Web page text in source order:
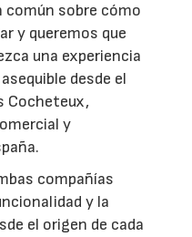
sobre cómo
y queremos que
una experiencia
desde el
Cocheteux,
y
compañías
y la
el origen de cada